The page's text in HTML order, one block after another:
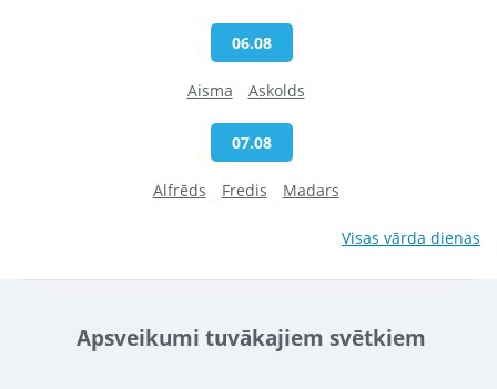
06.08
Aisma Askolds
07.08
Alfrēds Fredis Madars
Visas vārda dienas
Apsveikumi tuvākajiem svētkiem